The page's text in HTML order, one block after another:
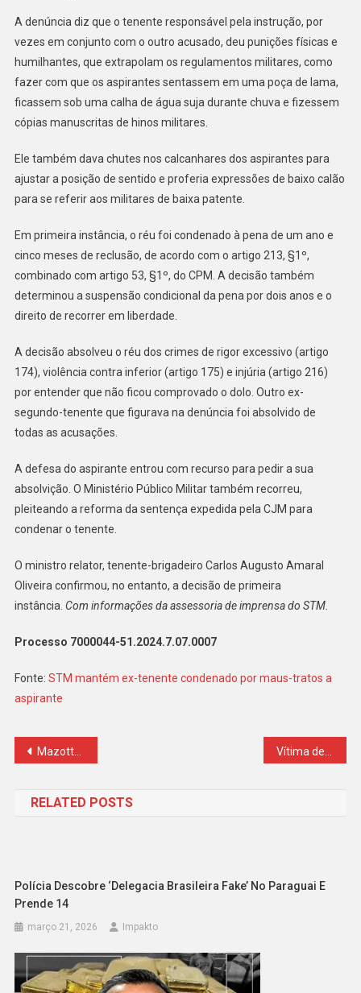
A denúncia diz que o tenente responsável pela instrução, por
vezes em conjunto com o outro acusado, deu punições físicas e
humilhantes, que extrapolam os regulamentos militares, como
fazer com que os aspirantes sentassem em uma poça de lama,
ficassem sob uma calha de água suja durante chuva e fizessem
cópias manuscritas de hinos militares.
Ele também dava chutes nos calcanhares dos aspirantes para
ajustar a posição de sentido e proferia expressões de baixo calão
para se referir aos militares de baixa patente.
Em primeira instância, o réu foi condenado à pena de um ano e
cinco meses de reclusão, de acordo com o artigo 213, §1º,
combinado com artigo 53, §1º, do CPM. A decisão também
determinou a suspensão condicional da pena por dois anos e o
direito de recorrer em liberdade.
A decisão absolveu o réu dos crimes de rigor excessivo (artigo
174), violência contra inferior (artigo 175) e injúria (artigo 216)
por entender que não ficou comprovado o dolo. Outro ex-
segundo-tenente que figurava na denúncia foi absolvido de
todas as acusações.
A defesa do aspirante entrou com recurso para pedir a sua
absolvição. O Ministério Público Militar também recorreu,
pleiteando a reforma da sentença expedida pela CJM para
condenar o tenente.
O ministro relator, tenente-brigadeiro Carlos Augusto Amaral
Oliveira confirmou, no entanto, a decisão de primeira
instância. Com informações da assessoria de imprensa do STM.
Processo 7000044-51.2024.7.07.0007
Fonte: STM mantém ex-tenente condenado por maus-tratos a
aspirante
Navegação
Post
Mazotto Carandiru na ALESP . Ibirapuera Vítima de estupro coletivo só foi liberada após ligação para bandido
RELATED POSTS
Polícia Descobre ‘delegacia Brasileira Fake’ No Paraguai E
Prende 14
março 21, 2026 Impakto